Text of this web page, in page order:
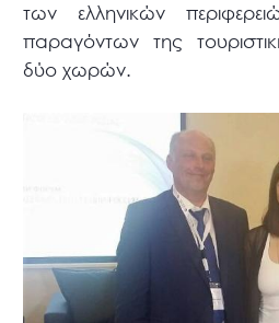
των ελληνικών
παραγόντων της
δύο χωρών.